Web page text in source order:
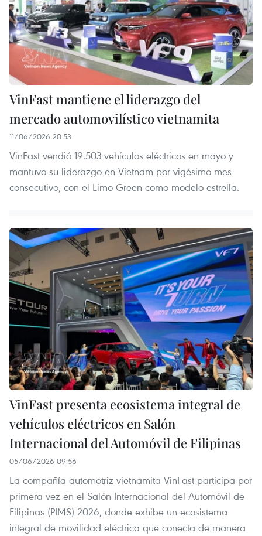
VinFast mantiene el liderazgo del
mercado automovilístico vietnamita
11/06/2026 20:53
VinFast vendió 19.503 vehículos eléctricos en mayo y
mantuvo su liderazgo en Vietnam por vigésimo mes
consecutivo, con el Limo Green como modelo estrella.
VinFast presenta ecosistema integral de
vehículos eléctricos en Salón
Internacional del Automóvil de Filipinas
05/06/2026 09:56
La compañía automotriz vietnamita VinFast participa por
primera vez en el Salón Internacional del Automóvil de
Filipinas (PIMS) 2026, donde exhibe un ecosistema
integral de movilidad eléctrica que conecta de manera